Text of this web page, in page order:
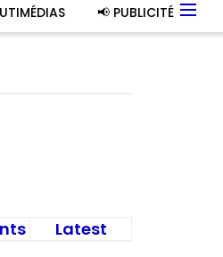
📢 PUBLICITÉ
Latest